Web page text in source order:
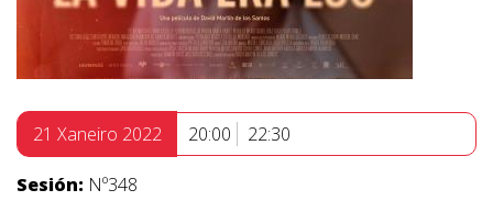
21 Xaneiro 2022 20:00 22:30
Sesión: Nº348